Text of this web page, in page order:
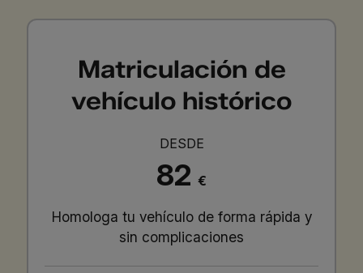
Matriculación de
vehículo histórico
DESDE
82 €
Homologa tu vehículo de forma rápida y
sin complicaciones